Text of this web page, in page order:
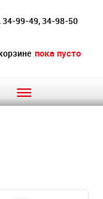
34-99-49, 34-98-50
пока пусто